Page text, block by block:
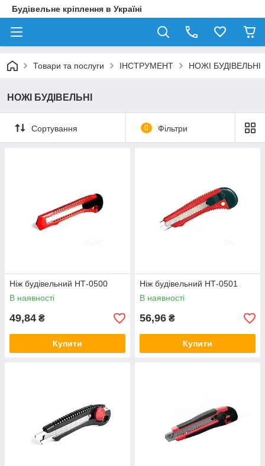
Будівельне кріплення в Україні
Товари та послуги ІНСТРУМЕНТ НОЖІ БУДІВЕЛЬНІ
НОЖІ БУДІВЕЛЬНІ
Сортування 0 Фільтри
Ніж будівельний НТ-0500
В наявності
49,84 ₴
Купити
Ніж будівельний НТ-0501
В наявності
56,96 ₴
Купити